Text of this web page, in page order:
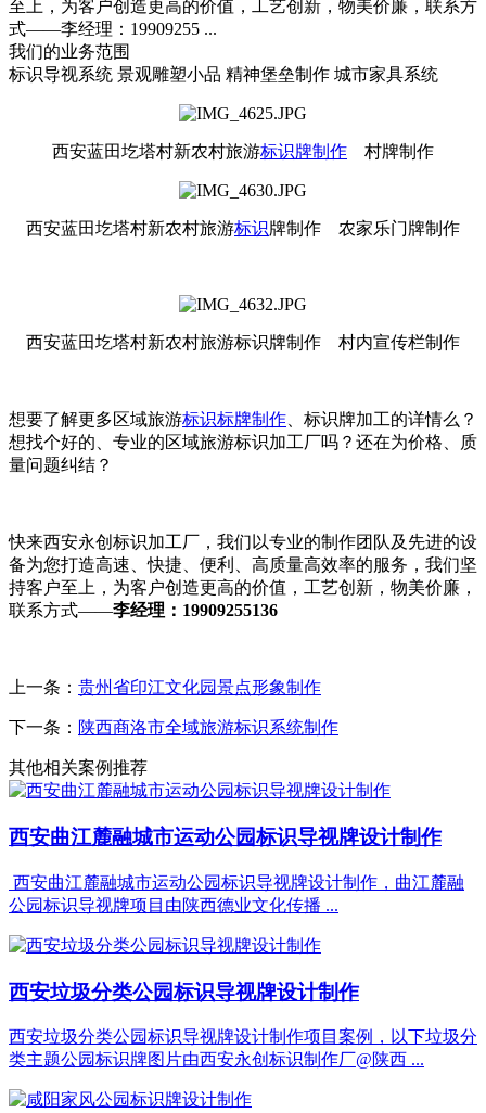
至上，为客户创造更高的价值，工艺创新，物美价廉，联系方
式——李经理：19909255 ...
我们的业务范围
标识导视系统 景观雕塑小品 精神堡垒制作 城市家具系统
西安蓝田圪塔村新农村旅游标识牌制作 村牌制作
西安蓝田圪塔村新农村旅游标识牌制作 农家乐门牌制作
西安蓝田圪塔村新农村旅游标识牌制作 村内宣传栏制作
想要了解更多区域旅游标识标牌制作 、标识牌加工的详情么？
想找个好的、专业的区域旅游标识加工厂吗？还在为价格、质
量问题纠结？
快来西安永创标识加工厂，我们以专业的制作团队及先进的设
备为您打造高速、快捷、便利、高质量高效率的服务，我们坚
持客户至上，为客户创造更高的价值，工艺创新，物美价廉，
联系方式——李经理：19909255136
上一条： 贵州省印江文化园景点形象制作
下一条： 陕西商洛市全域旅游标识系统制作
其他相关案例推荐
西安曲江麓融城市运动公园标识导视牌设计制作
西安曲江麓融城市运动公园标识导视牌设计制作，曲江麓融
公园标识导视牌项目由陕西德业文化传播 ...
西安垃圾分类公园标识导视牌设计制作
西安垃圾分类公园标识导视牌设计制作项目案例，以下垃圾分
类主题公园标识牌图片由西安永创标识制作厂@陕西 ...